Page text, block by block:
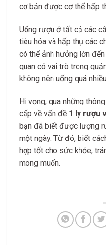
cơ bản được cơ thể hấp
Uống rượu ở tất cả các
tiêu hóa và hấp thụ các
có thể ảnh hưởng lớn
quan có vai trò trong
không nên uống quá
Hi vọng, qua những
cấp về vấn đề 1 ly rượu
bạn đã biết được lượng
một ngày. Từ đó, biết
hợp tốt cho sức khỏe,
mong muốn.